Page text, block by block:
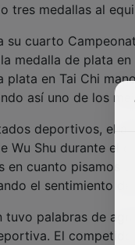
tres medallas al
su cuarto
medalla de plata
plata en Tai Chi
así uno de los
deportivos, el
Wu Shu durante el
en cuanto pisamos
el sentimiento
tuvo palabras de
El